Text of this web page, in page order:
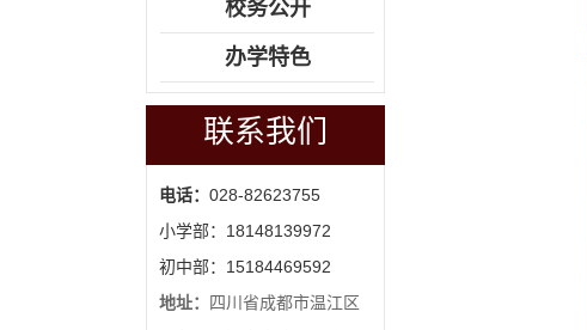
校务公开
办学特色
联系我们
电话： 028-82623755
小学部：18148139972
初中部：15184469592
地址：
四川省成都市温江区